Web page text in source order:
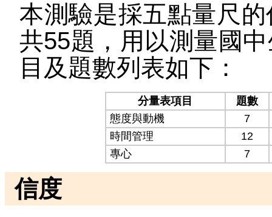
本測驗是採五點量尺
共55題，用以測量國
目及題數列表如下：
分量表項目
題數
態度與動機
7
時間管理
12
專心
7
信度